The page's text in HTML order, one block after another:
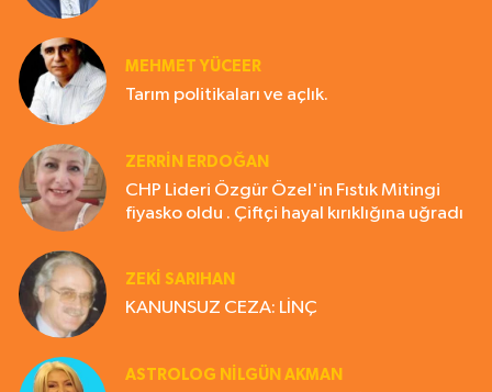
MEHMET YÜCEER
Tarım politikaları ve açlık.
ZERRIN ERDOĞAN
CHP Lideri Özgür Özel'in Fıstık Mitingi
fiyasko oldu . Çiftçi hayal kırıklığına uğradı
ZEKI SARIHAN
KANUNSUZ CEZA: LİNÇ
ASTROLOG NILGÜN AKMAN